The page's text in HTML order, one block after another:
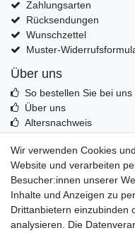
Zahlungsarten
Rücksendungen
Wunschzettel
Muster-
Über uns
So bestellen Sie bei uns
Über uns
Altersnachweis
Echtheit von
Messer Info Forum
Messer schärfen
Messerhersteller
Stahltabelle
Wir verwenden Cookies
Website und verarbeiten
Besucher:innen unserer
Inhalte und Anzeigen zu
Drittanbietern einzubinden
analysieren. Die